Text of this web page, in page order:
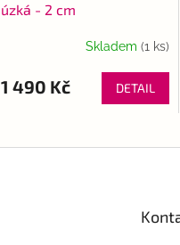
úzká - 2 cm
Skladem(1 ks)
1 490 Kč DETAIL